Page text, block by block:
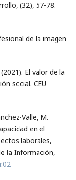
(32), 57-78.
de la imagen
El valor de la
social. CEU
Valle, M.
en el
laborales,
la Información,